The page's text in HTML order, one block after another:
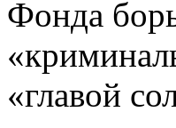
Фонда
«главой